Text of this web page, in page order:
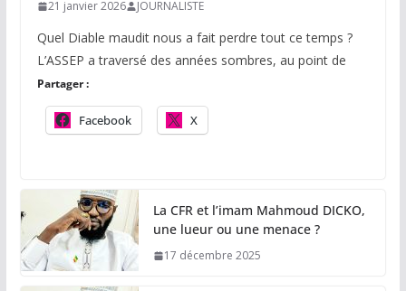
21 janvier 2026 JOURNALISTE
Quel Diable maudit nous a fait perdre tout ce temps ?
L’ASSEP a traversé des années sombres, au point de
Partager :
Facebook X
La CFR et l’imam Mahmoud DICKO,
une lueur ou une menace ?
17 décembre 2025